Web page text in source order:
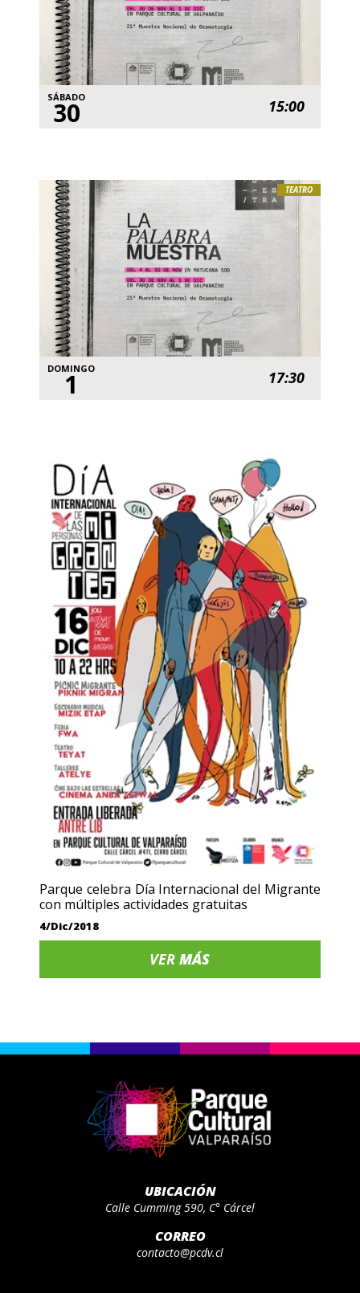
SÁBADO
30 15:00
TEATRO
DOMINGO
1 17:30
Parque celebra Día Internacional del Migrante
con múltiples actividades gratuitas
4/Dic/2018
VERMÁS
UBICACIÓN
Calle Cumming 590, C° Cárcel
CORREO
contacto@pcdv.cl